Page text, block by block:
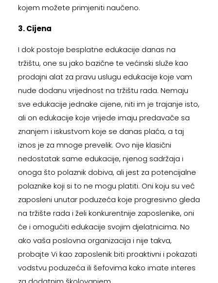
kojem možete primjeniti naučeno.
3. Cijena
I dok postoje besplatne edukacije danas na
tržištu, one su jako bazične te većinski služe kao
prodajni alat za pravu uslugu edukacije koje vam
nude dodanu vrijednost na tržištu rada. Nemaju
sve edukacije jednake cijene, niti im je trajanje isto,
ali on edukacije koje vrijede imaju predavače sa
znanjem i iskustvom koje se danas plaća, a taj
iznos je za mnoge prevelik. Ovo nije klasični
nedostatak same edukacije, njenog sadržaja i
onoga što polaznik dobiva, ali jest za potencijalne
polaznike koji si to ne mogu platiti. Oni koju su već
zaposleni unutar poduzeća koje progresivno gleda
na tržište rada i želi konkurentnije zaposlenike, oni
će i omogućiti edukacije svojim djelatnicima. No
ako vaša poslovna organizacija i nije takva,
probajte Vi kao zaposlenik biti proaktivni i pokazati
vodstvu poduzeća ili šefovima kako imate interes